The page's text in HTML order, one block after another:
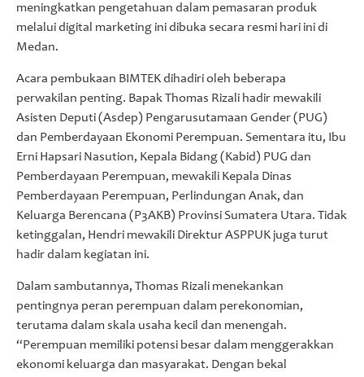
meningkatkan pengetahuan dalam pemasaran produk
melalui digital marketing ini dibuka secara resmi hari ini di
Medan.
Acara pembukaan BIMTEK dihadiri oleh beberapa
perwakilan penting. Bapak Thomas Rizali hadir mewakili
Asisten Deputi (Asdep) Pengarusutamaan Gender (PUG)
dan Pemberdayaan Ekonomi Perempuan. Sementara itu, Ibu
Erni Hapsari Nasution, Kepala Bidang (Kabid) PUG dan
Pemberdayaan Perempuan, mewakili Kepala Dinas
Pemberdayaan Perempuan, Perlindungan Anak, dan
Keluarga Berencana (P3AKB) Provinsi Sumatera Utara. Tidak
ketinggalan, Hendri mewakili Direktur ASPPUK juga turut
hadir dalam kegiatan ini.
Dalam sambutannya, Thomas Rizali menekankan
pentingnya peran perempuan dalam perekonomian,
terutama dalam skala usaha kecil dan menengah.
“Perempuan memiliki potensi besar dalam menggerakkan
ekonomi keluarga dan masyarakat. Dengan bekal